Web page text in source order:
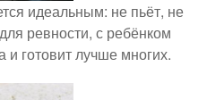
идеальным: не пьёт, не
ревности, с ребёнком
и готовит лучше многих.